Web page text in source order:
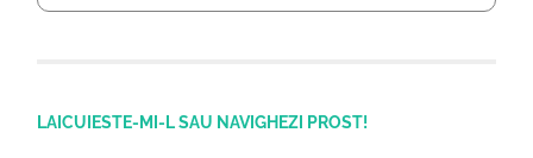
LAICUIESTE-MI-L SAU NAVIGHEZI PROST!